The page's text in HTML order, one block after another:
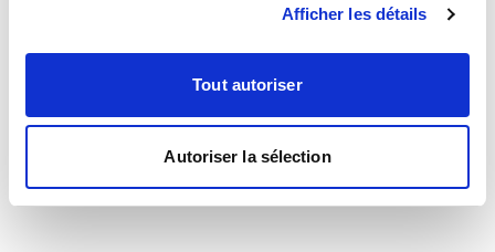
Afficher les détails
Tout autoriser
Autoriser la sélection